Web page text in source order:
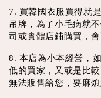
7. 買韓國衣服買得就
吊牌，為了小毛病就
司或實體店鋪購買，
8. 本店為小本經營，
低的買家，又或是比
無法販售給您，要麻